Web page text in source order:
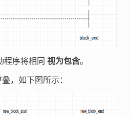
程序将相同 视为包含。
，如下图所示：